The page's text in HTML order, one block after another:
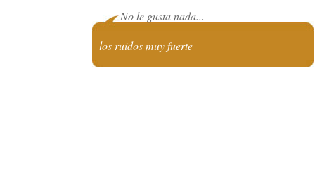
No le gusta nada...
los ruidos muy fuerte